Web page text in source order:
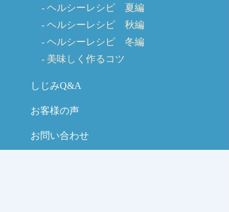
ヘルシーレシピ 夏編
ヘルシーレシピ 秋編
ヘルシーレシピ 冬編
美味しく作るコツ
しじみQ&A
お客様の声
お問い合わせ